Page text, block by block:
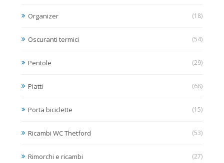
Organizer (18)
Oscuranti termici (54)
Pentole (29)
Piatti (68)
Porta biciclette (15)
Ricambi WC Thetford (53)
Rimorchi e ricambi (27)